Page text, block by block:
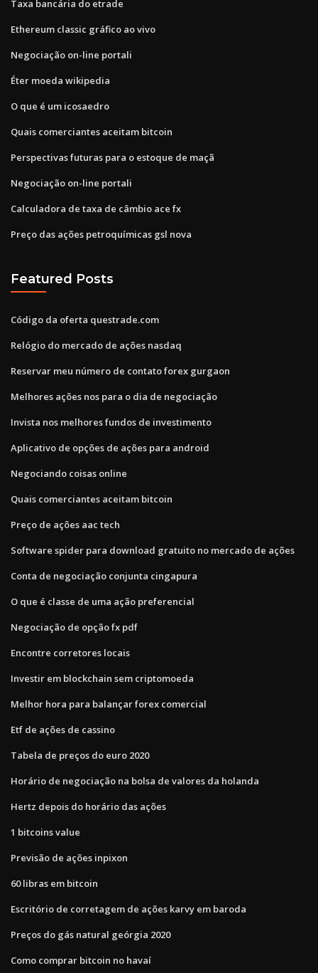
Taxa bancária do etrade
Ethereum classic gráfico ao vivo
Negociação on-line portali
Éter moeda wikipedia
O que é um icosaedro
Quais comerciantes aceitam bitcoin
Perspectivas futuras para o estoque de maçã
Negociação on-line portali
Calculadora de taxa de câmbio ace fx
Preço das ações petroquímicas gsl nova
Featured Posts
Código da oferta questrade.com
Relógio do mercado de ações nasdaq
Reservar meu número de contato forex gurgaon
Melhores ações nos para o dia de negociação
Invista nos melhores fundos de investimento
Aplicativo de opções de ações para android
Negociando coisas online
Quais comerciantes aceitam bitcoin
Preço de ações aac tech
Software spider para download gratuito no mercado de ações
Conta de negociação conjunta cingapura
O que é classe de uma ação preferencial
Negociação de opção fx pdf
Encontre corretores locais
Investir em blockchain sem criptomoeda
Melhor hora para balançar forex comercial
Etf de ações de cassino
Tabela de preços do euro 2020
Horário de negociação na bolsa de valores da holanda
Hertz depois do horário das ações
1 bitcoins value
Previsão de ações inpixon
60 libras em bitcoin
Escritório de corretagem de ações karvy em baroda
Preços do gás natural geórgia 2020
Como comprar bitcoin no havaí